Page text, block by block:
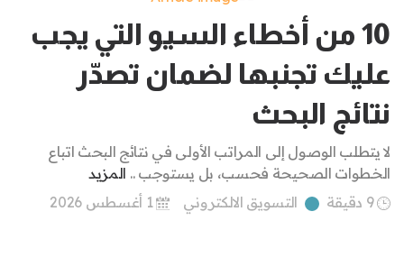
10 من أخطاء السيو التي يجب
عليك تجنبها لضمان تصدّر
نتائج البحث
لا يتطلب الوصول إلى المراتب الأولى في نتائج البحث اتباع
الخطوات الصحيحة فحسب، بل يستوجب .. المزيد
9 دقيقة
التسويق الالكتروني 1 أغسطس 2026